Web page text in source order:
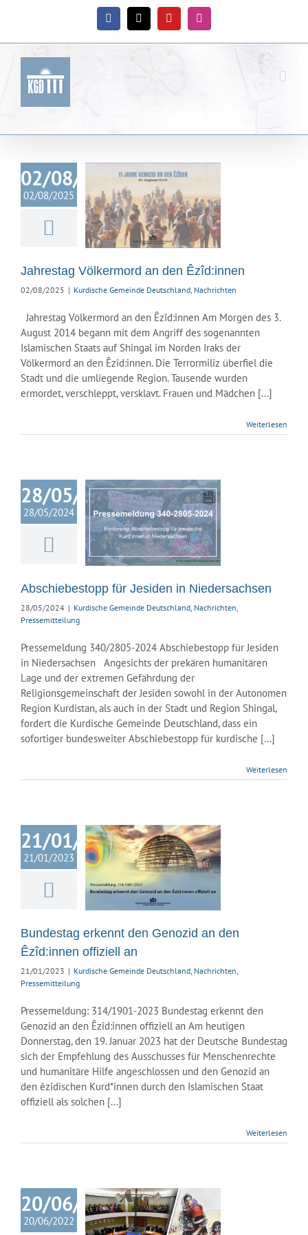
Facebook
X YouTubeInstagram
02/08/2025
02/08/2025
an den
Jahrestag Völkermord an den Êzîd:innen
02/08/2025 | Kurdische Gemeinde Deutschland, Nachrichten
Jahrestag Völkermord an den Êzîd:innen Am Morgen des 3.
August 2014 begann mit dem Angriff des sogenannten
Islamischen Staats auf Shingal im Norden Iraks der
Völkermord an den Êzîd:innen. Die Terrormiliz überfiel die
Stadt und die umliegende Region. Tausende wurden
ermordet, verschleppt, versklavt. Frauen und Mädchen [...]
Weiterlesen
28/05/2024
28/05/2024
für
in
Gemeinde
Abschiebestopp für Jesiden in Niedersachsen
28/05/2024 | Kurdische Gemeinde Deutschland Nachrichten
Pressemitteilung
Pressemeldung 340/2805-2024 Abschiebestopp für Jesiden
in Niedersachsen Angesichts der prekären humanitären
Lage und der extremen Gefährdung der
Religionsgemeinschaft der Jesiden sowohl in der Autonomen
Region Kurdistan, als auch in der Stadt und Region Shingal,
fordert die Kurdische Gemeinde Deutschland, dass ein
sofortiger bundesweiter Abschiebestopp für kurdische [...]
Weiterlesen
21/01/2023
21/01/2023
erkennt
an den
offiziell
Bundestag erkennt den Genozid an den
Êzîd:innen offiziell an
21/01/2023 | Kurdische Gemeinde Deutschland, Nachrichten,
Pressemitteilung
Pressemeldung: 314/1901-2023 Bundestag erkennt den
Genozid an den Êzîd:innen offiziell an Am heutigen
Donnerstag, den 19. Januar 2023 hat der Deutsche Bundestag
sich der Empfehlung des Ausschusses für Menschenrechte
und humanitäre Hilfe angeschlossen und den Genozid an
den êzîdischen Kurd*innen durch den Islamischen Staat
offiziell als solchen [...]
Weiterlesen
20/06/2022
20/06/2022